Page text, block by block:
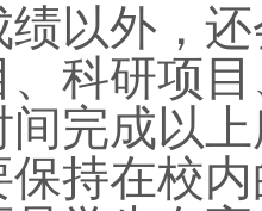
绩以外，
科研项
完成以
持在校